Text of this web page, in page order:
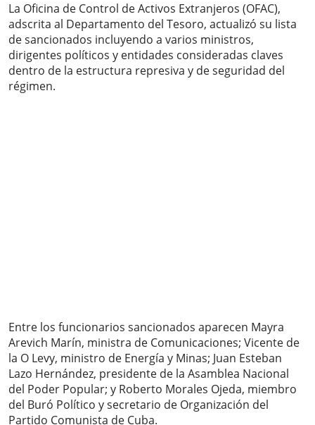
La Oficina de Control de Activos Extranjeros (OFAC),
adscrita al Departamento del Tesoro, actualizó su lista
de sancionados incluyendo a varios ministros,
dirigentes políticos y entidades consideradas claves
dentro de la estructura represiva y de seguridad del
régimen.
Entre los funcionarios sancionados aparecen Mayra
Arevich Marín, ministra de Comunicaciones; Vicente de
la O Levy, ministro de Energía y Minas; Juan Esteban
Lazo Hernández, presidente de la Asamblea Nacional
del Poder Popular; y Roberto Morales Ojeda, miembro
del Buró Político y secretario de Organización del
Partido Comunista de Cuba.